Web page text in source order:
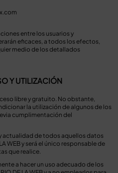
entre los usuarios y
eficaces, a todos los efectos,
medio de los detallados
Y UTILIZACIÓN
libre y gratuito. No obstante,
la utilización de algunos de los
cumplimentación del
actualidad de todos aquellos datos
WEB y será el único responsable de
que realice.
a hacer un uso adecuado de los